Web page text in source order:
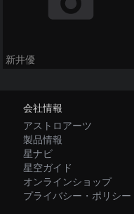
新井優
会社情報
アストロアーツ
製品情報
星ナビ
星空ガイド
オンラインショップ
プライバシー・ポリシー